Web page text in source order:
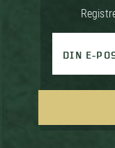
DIN E-